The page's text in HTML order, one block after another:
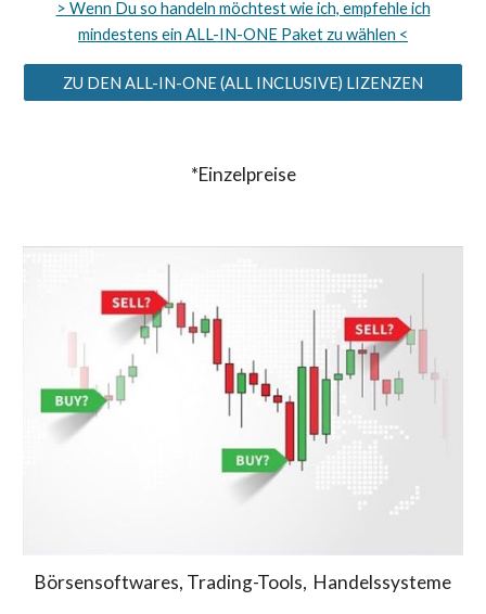
> Wenn Du so handeln möchtest wie ich, empfehle ich
mindestens ein ALL-IN-ONE Paket zu wählen <
ZU DEN ALL-IN-ONE (ALL INCLUSIVE) LIZENZEN
*Einzelpreise
Börsensoftwares, Trading-Tools, Handelssysteme